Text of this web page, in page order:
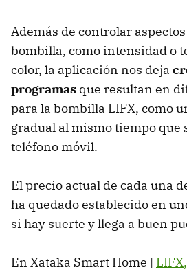
Además de controlar
bombilla, como intensidad o
color, la aplicación nos deja
programas que resultan en
para la bombilla LIFX, como
gradual al mismo tiempo que
teléfono móvil.
El precio actual de cada una
ha quedado establecido en
si hay suerte y llega a buen
En Xataka Smart Home | LIFX